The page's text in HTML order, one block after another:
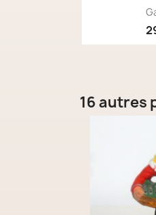
16 autres